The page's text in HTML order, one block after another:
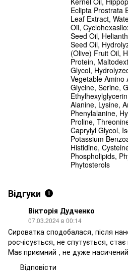
Eclipta Prostrata
Leaf Extract,
Oil,
Seed Oil,
Seed Oil,
(Olive) Fruit Oil,
Protein,
Glycol,
Vegetable Amino
Glycine, Serine,
Alanine, Lysine,
Phenylalanine,
Proline,
Caprylyl Glycol,
Potassium
Histidine,
Phospholipids,
Phytosterols
Відгуки 1
Вікторія Дудченко
07.03.2024 в 00:14
Сироватка сподобалася, після
росчісується, не спутується,
Має приємний , не дуже
Відповісти